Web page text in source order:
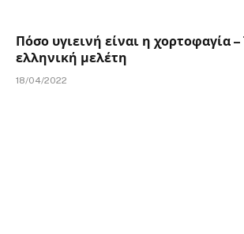
Πόσο υγιεινή είναι η χορτοφαγία –
ελληνική μελέτη
18/04/2022